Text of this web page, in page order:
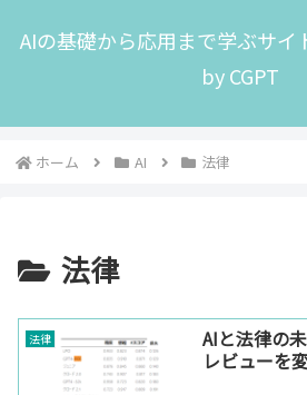
AIの基礎から応用まで学ぶサ
by CGPT
ホーム AI 法律
法律
法律
AIと法律の
レビューを